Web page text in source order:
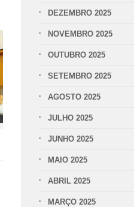
DEZEMBRO 2025
NOVEMBRO 2025
OUTUBRO 2025
SETEMBRO 2025
AGOSTO 2025
JULHO 2025
JUNHO 2025
MAIO 2025
ABRIL 2025
MARÇO 2025